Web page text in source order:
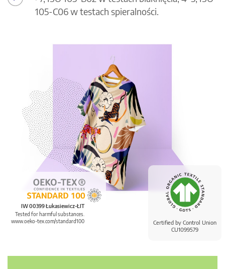
Certified by Control Union
CU1099579
IW 00399 Łukasiewicz-ŁIT
Tested for harmful substances.
www.oeko-tex.com/standard100
105-C06 w testach spieralności.